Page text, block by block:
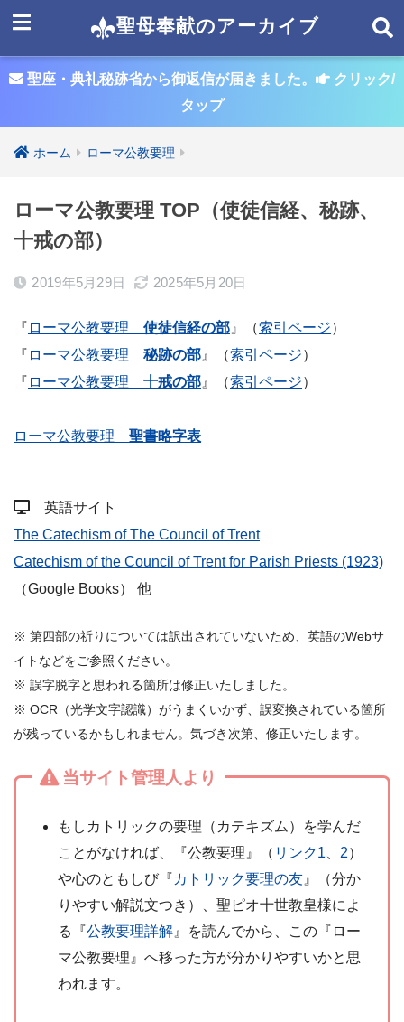
聖母奉献のアーカイブ
聖座・典礼秘跡省から御返信が届きました。
クリック/
タップ
ホーム ローマ公教要理
ローマ公教要理 TOP（使徒信経、秘跡、
十戒の部）
2019年5月29日 2025年5月20日
『 ローマ公教要理 使徒信経の部 』（索引ページ）
『 ローマ公教要理 秘跡の部 』（索引ページ）
『 ローマ公教要理 十戒の部 』（索引ページ）
ローマ公教要理 聖書略字表
英語サイト
The Catechism of The Council of Trent
Catechism of the Council of Trent for Parish Priests (1923)
（Google Books） 他
※ 第四部の祈りについては訳出されていないため、英語のWebサ
イトなどをご参照ください。
※ 誤字脱字と思われる箇所は修正いたしました。
※ OCR（光学文字認識）がうまくいかず、誤変換されている箇所
が残っているかもしれません。気づき次第、修正いたします。
当サイト管理人より
もしカトリックの要理（カテキズム）を学んだ
ことがなければ、『公教要理』（ リンク1 2）
や心のともしび『カトリック要理の友 』（分か
りやすい解説文つき）、聖ピオ十世教皇様によ
る『公教要理詳解 』を読んでから、この『ロー
マ公教要理』へ移った方が分かりやすいかと思
われます。